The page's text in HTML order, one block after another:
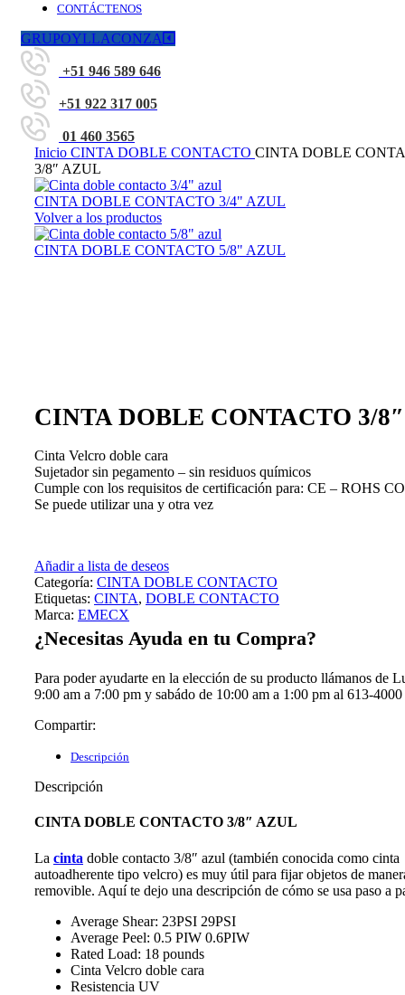
CONTÁCTENOS
GRUPOYLLACONZA
+51 946 589 646
+51 922 317 005
01 460 3565
Inicio CINTA DOBLE CONTACTO CINTA DOBLE
3/8″ AZUL
CINTA DOBLE CONTACTO 3/4" AZUL
Volver a los productos
CINTA DOBLE CONTACTO 5/8" AZUL
CINTA DOBLE CONTACTO 3/
Cinta Velcro doble cara
Sujetador sin pegamento – sin residuos químicos
Cumple con los requisitos de certificación para: CE – ROHS
Se puede utilizar una y otra vez
Añadir a lista de deseos
Categoría: CINTA DOBLE CONTACTO
Etiquetas: CINTA, DOBLE CONTACTO
Marca: EMECX
¿Necesitas Ayuda en tu Compra?
Para poder ayudarte en la elección de su producto llámanos de
9:00 am a 7:00 pm y sabádo de 10:00 am a 1:00 pm al 613-4000
Compartir:
Descripción
Descripción
CINTA DOBLE CONTACTO 3/8″ AZUL
La cinta doble contacto 3/8″ azul (también conocida como cinta
autoadherente tipo velcro) es muy útil para fijar objetos de
removible. Aquí te dejo una descripción de cómo se usa paso a
Average Shear: 23PSI 29PSI
Average Peel: 0.5 PIW 0.6PIW
Rated Load: 18 pounds
Cinta Velcro doble cara
Resistencia UV